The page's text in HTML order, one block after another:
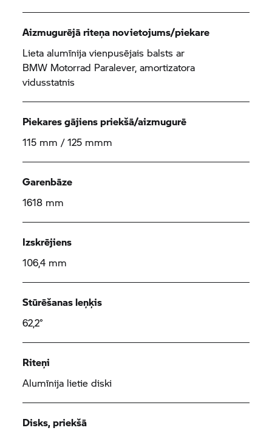
Aizmugurējā riteņa novietojums/piekare
Lieta alumīnija vienpusējais balsts ar
BMW Motorrad Paralever, amortizatora
vidusstatnis
Piekares gājiens priekšā/aizmugurē
115 mm / 125 mmm
Garenbāze
1618 mm
Izskrējiens
106,4 mm
Stūrēšanas leņķis
62,2°
Riteņi
Alumīnija lietie diski
Disks, priekšā